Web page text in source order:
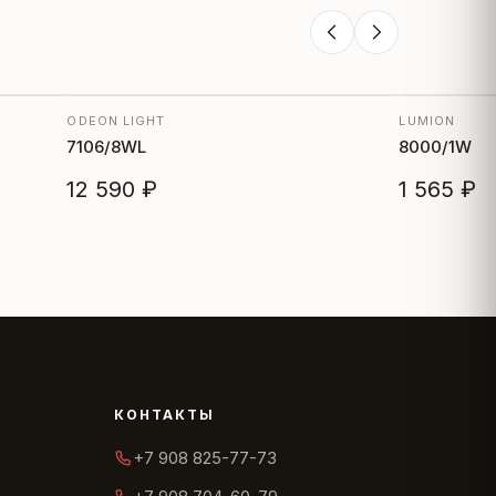
ODEON LIGHT
7106/8WL
12 590 ₽
LUMION
8000/1W
1 565 ₽
КОНТАКТЫ
+7 908 825-77-73